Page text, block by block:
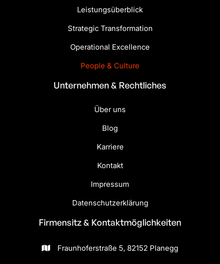
Leistungsüberblick
Strategic Transformation
Operational Excellence
People & Culture
Unternehmen & Rechtliches
Über uns
Blog
Karriere
Kontakt
Impressum
Datenschutzerklärung
Firmensitz & Kontakt­möglichkeiten
 Fraunhoferstraße 5, 82152 Planegg